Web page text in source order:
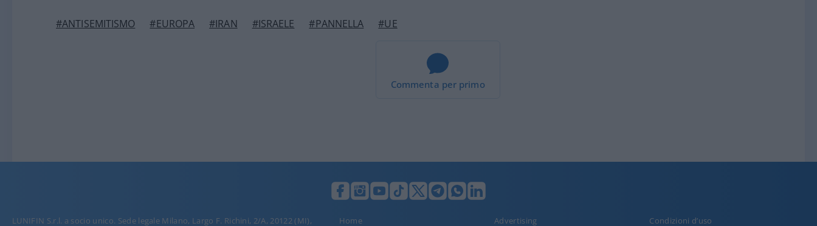
#ANTISEMITISMO #EUROPA #IRAN #ISRAELE #PANNELLA #UE
Commenta per primo
LUNIFIN S.r.l. a socio unico. Sede legale Milano, Largo F. Richini, 2/A, 20122 (MI), Home Advertising Condizioni d’uso